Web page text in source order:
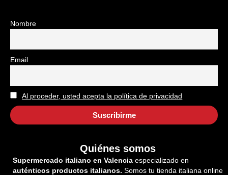
Nombre
Email
Al proceder, usted acepta la política de privacidad
Quiénes somos
Supermercado italiano en Valencia especializado en
auténticos productos italianos. Somos tu tienda italiana online